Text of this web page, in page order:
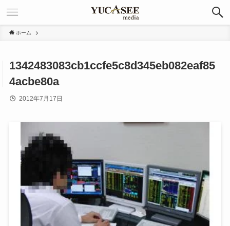
ホーム
1342483083cb1ccfe5c8d345eb082eaf85
4acbe80a
2012年7月17日